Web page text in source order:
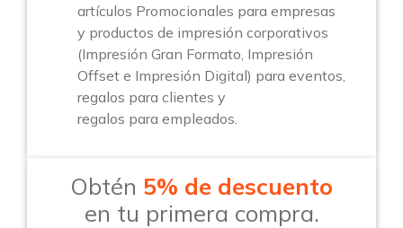
artículos Promocionales para empresas
y productos de impresión corporativos
(Impresión Gran Formato, Impresión
Offset e Impresión Digital) para eventos,
regalos para clientes y
regalos para empleados.
Obtén 5% de descuento
en tu primera compra.